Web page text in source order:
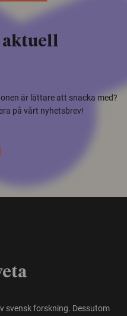
aktuell
är lättare att snacka med?
på vårt nyhetsbrev!
svensk forskning. Dessutom